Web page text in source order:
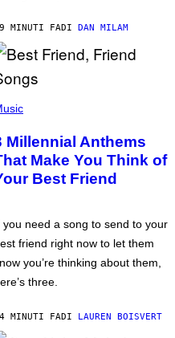
MINUTI FADI DAN MILAM
Millennial Anthems
Make You Think of
Best Friend
you need a song to send to your
friend right now to let them
you’re thinking about them,
three.
MINUTI FADI LAUREN BOISVERT